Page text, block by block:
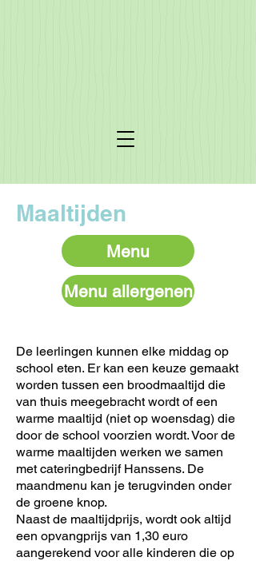
Maaltijden
Menu
Menu allergenen
De leerlingen kunnen elke middag op
school eten. Er kan een keuze gemaakt
worden tussen een broodmaaltijd die
van thuis meegebracht wordt of een
warme maaltijd (niet op woensdag) die
door de school voorzien wordt. Voor de
warme maaltijden werken we samen
met cateringbedrijf Hanssens. De
maandmenu kan je terugvinden onder
de groene knop.
Naast de maaltijdprijs, wordt ook altijd
een opvangprijs van 1,30 euro
aangerekend voor alle kinderen die op